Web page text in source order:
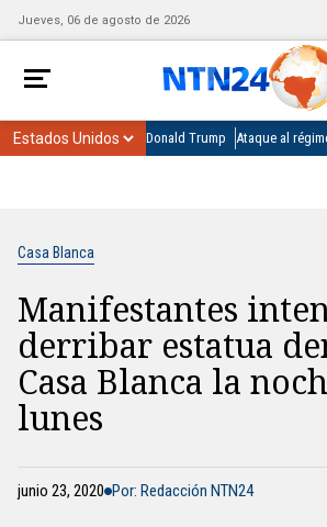
Jueves, 06 de agosto de 2026
Donald Trump Ataque al
Casa Blanca
Manifestantes
derribar estatua
Casa Blanca la
lunes
junio 23, 2020 Por: Redacción NTN24